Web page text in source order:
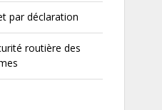
par déclaration
routière des